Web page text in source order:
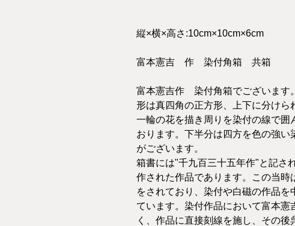
縦×横×高さ:10cm×10cm×6cm
富本憲吉 作 染付角箱 共箱
富本憲吉作 染付角箱でございます。
形は真四角の正方形、上下に分けら
一輪の花を描き周りを染付の線で囲
おります。下半分は四方を色の強
がございます。
箱書には"千九百三十五年作"と記さ
作された作品であります。この当時
をされており、染付や白磁の作品
ています。染付作品において富本憲
く、作品に直接刻線を施し、その